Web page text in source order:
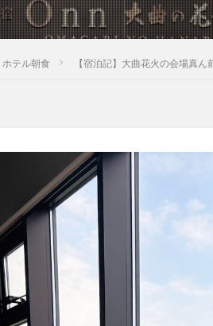
ホテル朝食 【宿泊記】大曲花火の会場真